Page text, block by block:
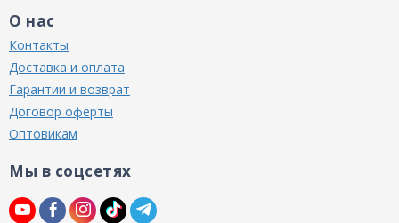
О нас
Контакты
Доставка и оплата
Гарантии и возврат
Договор оферты
Оптовикам
Мы в соцсетях